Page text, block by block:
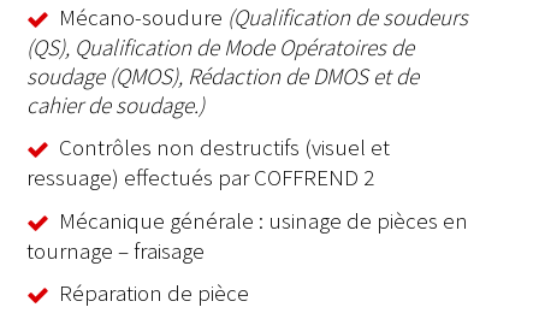
Mécano-soudure (Qualification de soudeurs
(QS), Qualification de Mode Opératoires de
soudage (QMOS), Rédaction de DMOS et de
cahier de soudage.)
Contrôles non destructifs (visuel et
ressuage) effectués par COFFREND 2
Mécanique générale : usinage de pièces en
tournage – fraisage
Réparation de pièce